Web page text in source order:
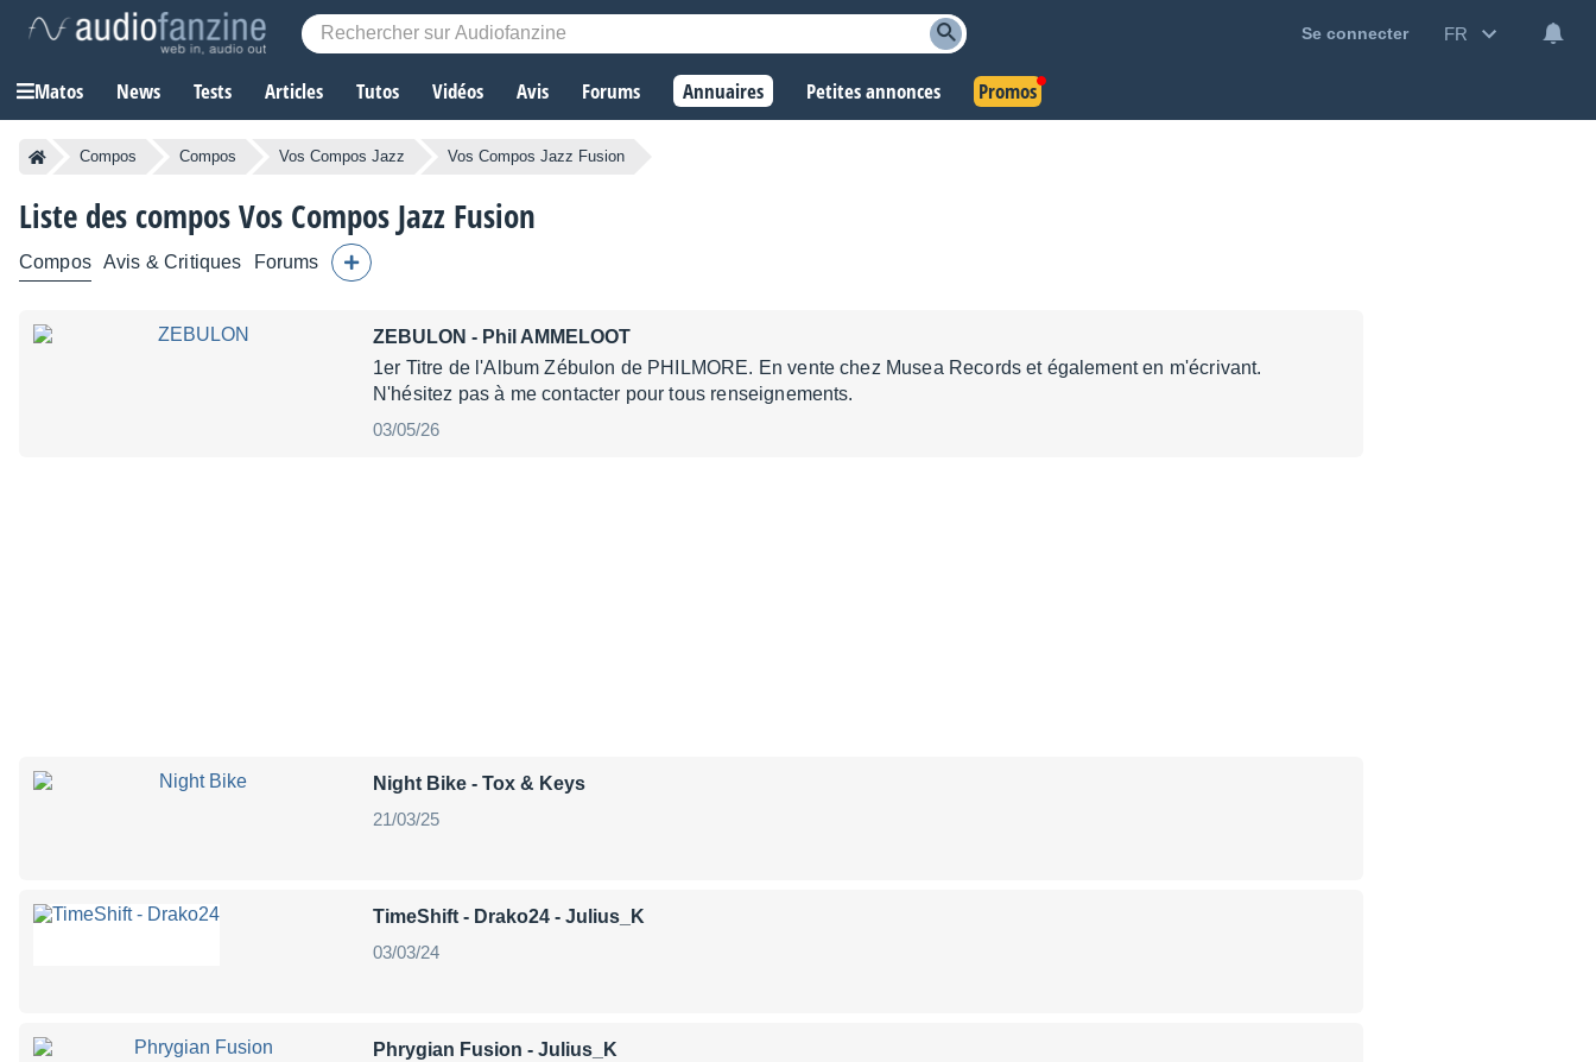
Se connecter FR
Matos News Tests Articles Tutos Vidéos Avis Forums Annuaires Petites annonces Promos
Compos Compos Vos Compos Jazz Vos Compos Jazz Fusion
Liste des compos Vos Compos Jazz Fusion
Compos Avis & Critiques Forums
ZEBULON - Phil AMMELOOT
1er Titre de l'Album Zébulon de PHILMORE. En vente chez Musea Records et également en m'écrivant.
N'hésitez pas à me contacter pour tous renseignements.
03/05/26
Night Bike - Tox & Keys
21/03/25
TimeShift - Drako24 - Julius_K
03/03/24
Phrygian Fusion - Julius_K